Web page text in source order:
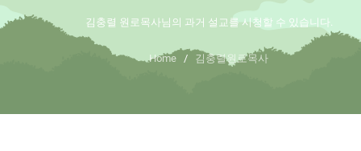
김충렬 원로목사님의 과거 설교를 시청할 수 있습니다.
Home / 김충렬원로목사